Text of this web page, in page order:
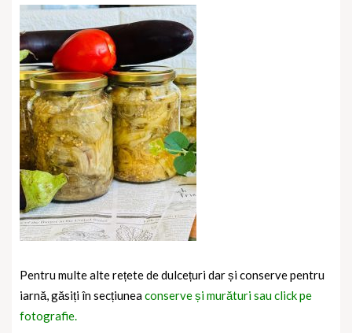
Pentru multe alte rețete de dulcețuri dar și conserve pentru
iarnă, găsiți în secțiuneaconserve și murături sau click pe
fotografie.